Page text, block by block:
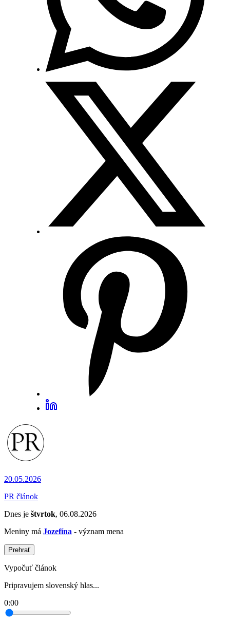
20.05.2026
PR článok
Dnes je štvrtok, 06.08.2026
Meniny má Jozefína - význam mena
Prehrať
Vypočuť článok
Pripravujem slovenský hlas...
0:00